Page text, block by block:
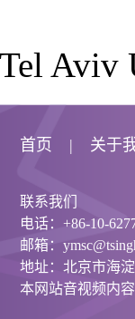
Aviv
首页 关于
联系我们
电话：+86-10-
邮箱：
地址：北京市海
本网站音视频内